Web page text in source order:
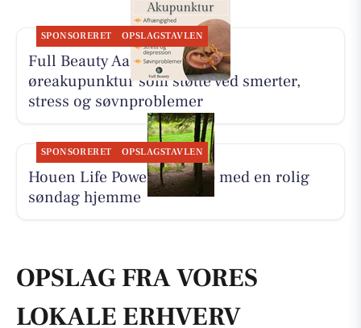
SPONSORERET OPSLAGSTAVLEN
Full Beauty Aalborg tilbyder
øreakupunktur som støtte ved smerter,
stress og søvnproblemer
SPONSORERET OPSLAGSTAVLEN
Houen Life Power lader op med en rolig
søndag hjemme
OPSLAG FRA VORES
LOKALE ERHVERV